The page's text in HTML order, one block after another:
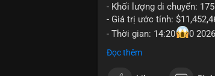
- Khối lượng di chuyển:
- Giá trị ước tính:
- Thời gian: 14:20
0
Nhận định phân tích:
Khối lượng 175.65 BTC
Đọc thêm